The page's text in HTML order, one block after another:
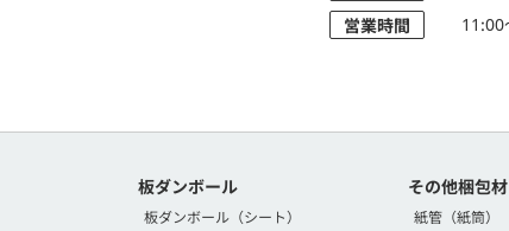
営業時間
板ダンボール
板ダンボール（シート）
その他梱包材
紙管（紙筒）